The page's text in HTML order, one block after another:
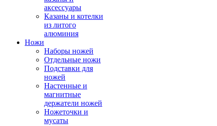
аксессуары
Казаны и котелки
из литого
алюминия
Ножи
Наборы ножей
Отдельные ножи
Подставки для
ножей
Настенные и
магнитные
держатели ножей
Ножеточки и
мусаты